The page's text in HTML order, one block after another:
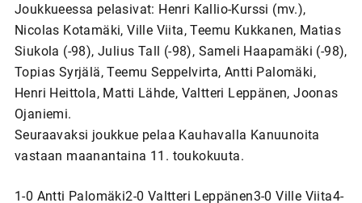
Joukkueessa pelasivat: Henri Kallio-Kurssi (mv.),
Nicolas Kotamäki, Ville Viita, Teemu Kukkanen, Matias
Siukola (-98), Julius Tall (-98), Sameli Haapamäki (-98),
Topias Syrjälä, Teemu Seppelvirta, Antti Palomäki,
Henri Heittola, Matti Lähde, Valtteri Leppänen, Joonas
Ojaniemi.
Seuraavaksi joukkue pelaa Kauhavalla Kanuunoita
vastaan maanantaina 11. toukokuuta.
1-0 Antti Palomäki2-0 Valtteri Leppänen3-0 Ville Viita4-